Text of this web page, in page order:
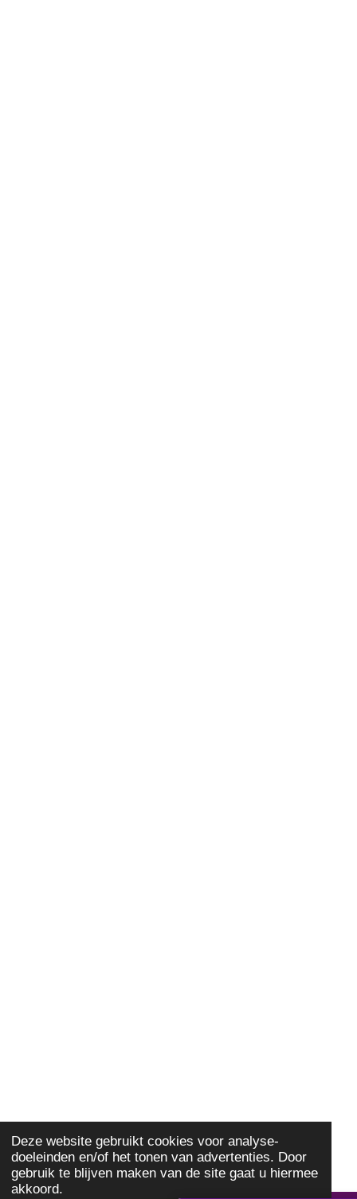
Deze website gebruikt cookies voor analyse-
doeleinden en/of het tonen van advertenties. Door
gebruik te blijven maken van de site gaat u hiermee
akkoord.